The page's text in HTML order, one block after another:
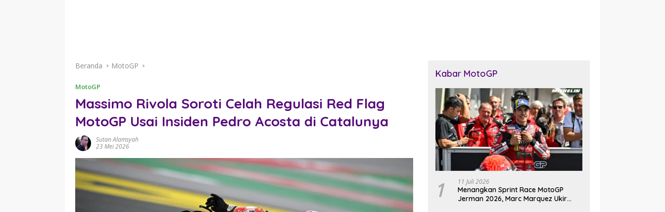
Beranda MotoGP
MotoGP
Massimo Rivola Soroti Celah Regulasi Red Flag
MotoGP Usai Insiden Pedro Acosta di Catalunya
Sutan Alamsyah
23 Mei 2026
Kabar MotoGP
1 11 Juli 2026
Menangkan Sprint Race MotoGP
Jerman 2026, Marc Marquez Ukir